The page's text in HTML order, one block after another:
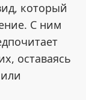
который
С ним
оставаясь